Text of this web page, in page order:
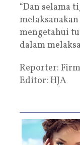
“Dan selama
mengetahui
dalam
Reporter:
Editor: HJA